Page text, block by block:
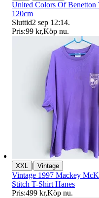
United Colors Of Benetton
120cm
Sluttid2 sep 12:14.
Pris:99 kr,Köp nu.
XXL | Vintage
Vintage 1997 Mackey
Stitch T-Shirt Hanes
Pris:499 kr,Köp nu.